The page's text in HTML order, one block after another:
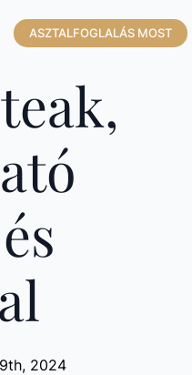
ASZTALFOGLALÁS MOST
2024